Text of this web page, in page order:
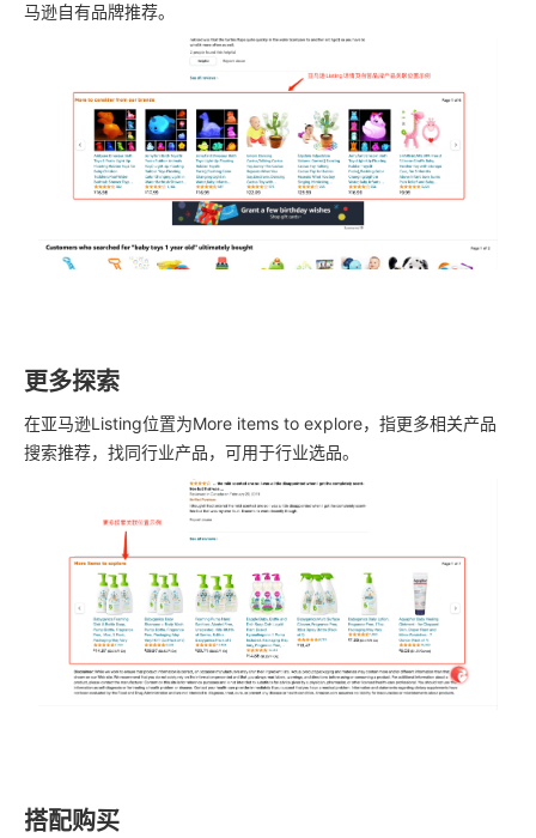
马逊自有品牌推荐。
更多探索
在亚马逊Listing位置为More items to explore，指更多相关产品
搜索推荐，找同行业产品，可用于行业选品。
搭配购买